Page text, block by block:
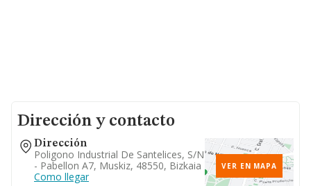
Dirección y contacto
Dirección
Poligono Industrial De Santelices, S/n
- Pabellon A7, Muskiz, 48550, Bizkaia
Como llegar
VER EN MAPA